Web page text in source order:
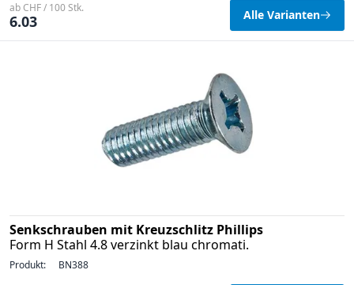
ab CHF / 100 Stk.
6.03 Alle Varianten
Senkschrauben mit Kreuzschlitz Phillips
Form H Stahl 4.8 verzinkt blau chromati.
Produkt: BN388